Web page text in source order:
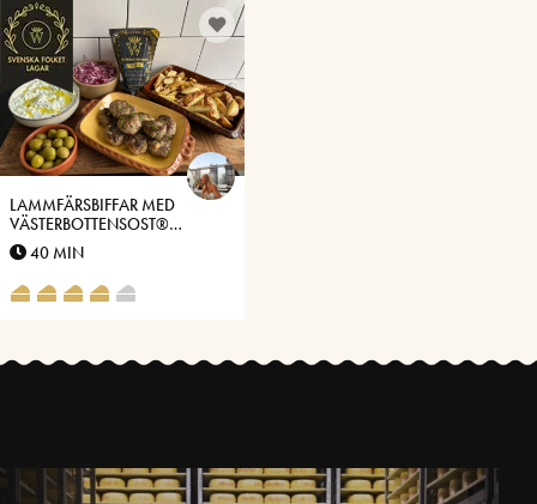
LAMMFÄRSBIFFAR MED
VÄSTERBOTTENSOST®
SERVERAT MED ROTFRUKTER,
TZATZIKI OCH FUSK-PICKLAD
RÖDLÖK MED SUMAC
40 MIN